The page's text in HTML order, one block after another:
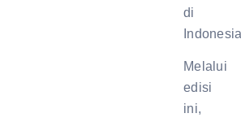
di
Melalui
edisi
ini,